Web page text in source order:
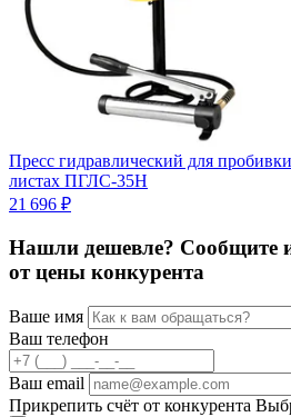
Пресс гидравлический для
листах ПГЛC-35Н
21 696 ₽
Нашли дешевле? Сообщите
от цены конкурента
Ваше имя
Ваш телефон
Ваш email
Прикрепить счёт от конкурента